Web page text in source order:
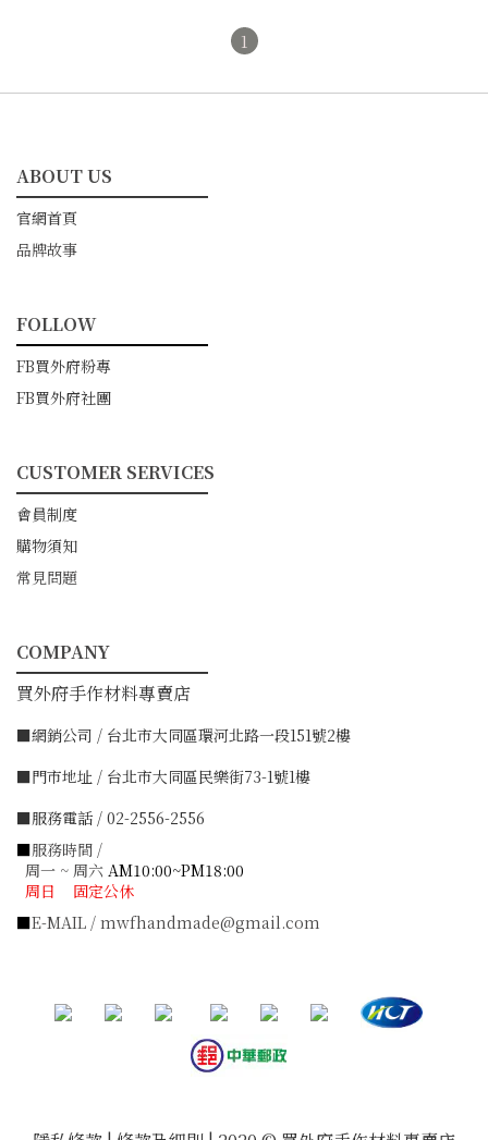
1
ABOUT US
━━━━━━━━━━━
官網首頁
品牌故事
FOLLOW
━━━━━━━━━━━
FB買外府粉專
FB買外府社團
CUSTOMER SERVICES
━━━━━━━━━━━
會員制度
購物須知
常見問題
COMPANY
━━━━━━━━━━━
買外府手作材料專賣店
■網銷公司 / 台北市大同區環河北路一段151號2樓
■門市地址 / 台北市大同區民樂街73-1號1樓
■服務電話 / 02-2556-2556
■服務時間 /
周一 ~ 周六 AM10:00~PM18:00
周日 固定公休
■E-MAIL / mwfhandmade@gmail.com